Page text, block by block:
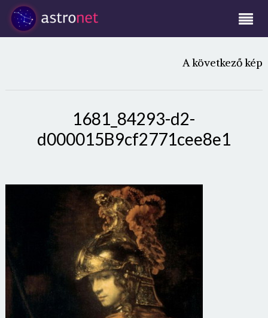
A következő kép
1681_84293-d2-
d000015B9cf2771cee8e1